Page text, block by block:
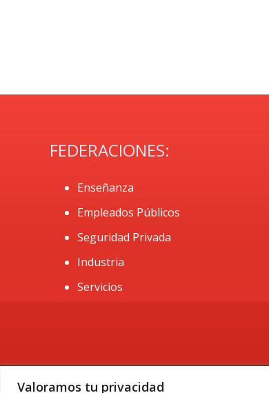
Valoramos tu privacidad
FEDERACIONES:
Enseñanza
Empleados Públicos
Seguridad Privada
Industria
Servicios